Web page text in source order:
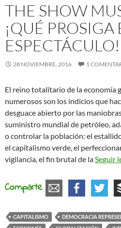
THE SHOW
¡QUÉ PROSIGA
ESPECTÁCULO!
28 NOVIEMBRE, 2016 1
El reino totalitario de la economía
numerosos son los indicios que
desguace abierto por las
suministro mundial de petróleo,
o controlar la población: el
el capitalismo verde, el
vigilancia, el fin brutal de laSeguir
Comparte
CAPITALISMO DEMOCRACIA